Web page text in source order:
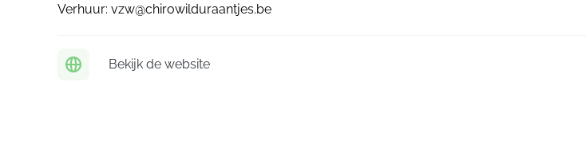
Verhuur: vzw@chirowilduraantjes.be
Bekijk de website